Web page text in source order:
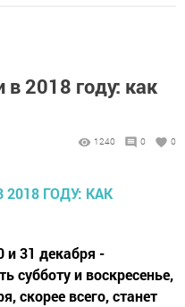
2018 году: как
1240 0 0
и 31 декабря -
субботу и воскресенье,
скорее всего, станет